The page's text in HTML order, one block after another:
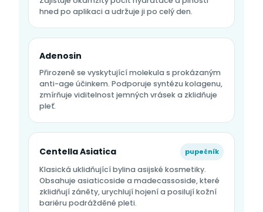
hned po aplikaci a udržuje ji po celý den.
Adenosin
Přirozeně se vyskytující molekula s prokázaným
anti-age účinkem. Podporuje syntézu kolagenu,
zmírňuje viditelnost jemných vrásek a zklidňuje
pleť.
Centella Asiatica pupečník
Klasická uklidňující bylina asijské kosmetiky.
Obsahuje asiaticoside a madecassoside, které
zklidňují záněty, urychlují hojení a posilují kožní
bariéru podrážděné pleti.